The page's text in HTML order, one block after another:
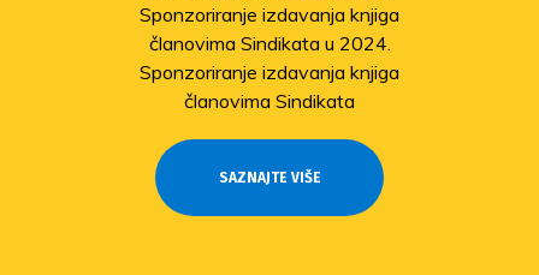
Sponzoriranje izdavanja knjiga
članovima Sindikata u 2024.
Sponzoriranje izdavanja knjiga
članovima Sindikata
SAZNAJTE VIŠE